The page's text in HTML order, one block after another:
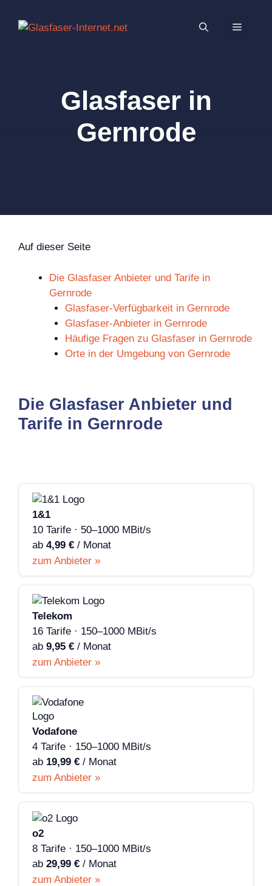
Inhalt
MENÜ
Glasfaser in
Gernrode
Auf dieser Seite
Die Glasfaser Anbieter und Tarife in
Gernrode
Glasfaser-Verfügbarkeit in Gernrode
Glasfaser-Anbieter in Gernrode
Häufige Fragen zu Glasfaser in Gernrode
Orte in der Umgebung von Gernrode
Die Glasfaser Anbieter und
Tarife in Gernrode
1&1
10 Tarife · 50–1000 MBit/s
ab 4,99 € / Monat
zum Anbieter »
Telekom
16 Tarife · 150–1000 MBit/s
ab 9,95 € / Monat
zum Anbieter »
Vodafone
4 Tarife · 150–1000 MBit/s
ab 19,99 € / Monat
zum Anbieter »
o2
8 Tarife · 150–1000 MBit/s
ab 29,99 € / Monat
zum Anbieter »